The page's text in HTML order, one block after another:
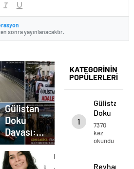
sonra yayınlanacaktır.
KATEGORİNİN
POPÜLERLERİ
1
Gülistan
Doku
Davası:
Kronolojik
Gelişim
7370
kez
okundu
Reyhan
Gülistan
Doku
Davası:
Kronolojik
Gelişim
Reyhan
Aydın’dan